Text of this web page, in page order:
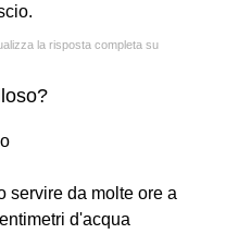
la risposta completa su
servire da molte ore a
d'acqua